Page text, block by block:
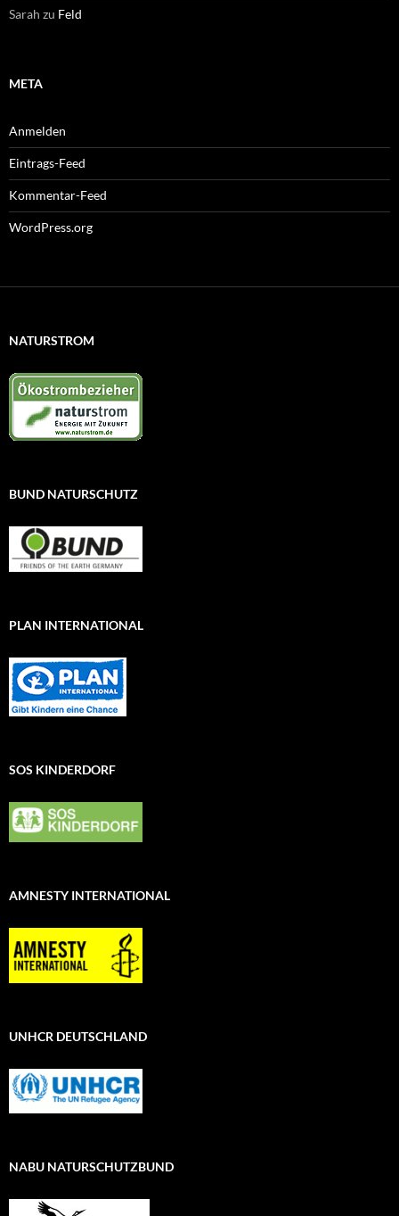
Sarah zu Feld
META
Anmelden
Eintrags-Feed
Kommentar-Feed
WordPress.org
NATURSTROM
BUND NATURSCHUTZ
PLAN INTERNATIONAL
SOS KINDERDORF
AMNESTY INTERNATIONAL
UNHCR DEUTSCHLAND
NABU NATURSCHUTZBUND